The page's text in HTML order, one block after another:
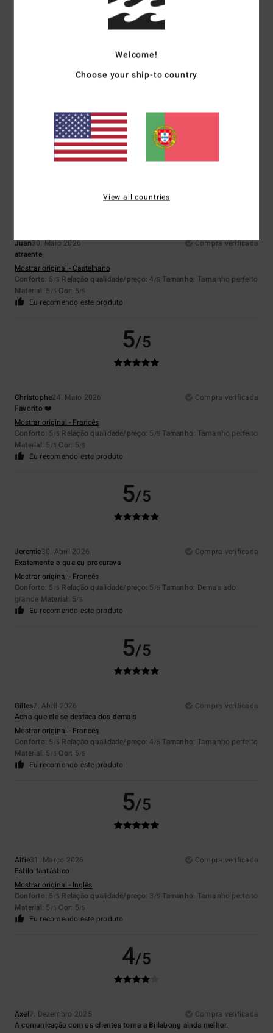
4
Mostrar original - Inglês
/5 Relação qualidade/preço : 3/5 Tamanho
/5 Cor: 4/5
5
Juan30. Maio 2026
Compra verificada
atraente
Mostrar original - Castelhano
Conforto: 5 /5 Relação qualidade/preço: 4 /5 Tamanho: Tamanho perfeito
Material: 5 /5 Cor: 5/5
Eu recomendo este produto
5/5
Christophe24. Maio 2026
Compra verificada
Favorito ❤️
Mostrar original - Francês
Conforto: 5 /5 Relação qualidade/preço: 5 /5 Tamanho: Tamanho perfeito
Material: 5 /5 Cor: 5/5
Eu recomendo este produto
5/5
Jeremie30. Abril 2026
Compra verificada
Exatamente o que eu procurava
Mostrar original - Francês
Conforto: 5 /5 Relação qualidade/preço: 5 /5 Tamanho: Demasiado
grande Material: 5/5
Eu recomendo este produto
5/5
Gilles7. Abril 2026
Compra verificada
Acho que ele se destaca dos demais
Mostrar original - Francês
Conforto: 5 /5 Relação qualidade/preço: 4 /5 Tamanho: Tamanho perfeito
Material: 5 /5 Cor: 5/5
Eu recomendo este produto
5/5
Alfie31. Março 2026
Compra verificada
Estilo fantástico
Mostrar original - Inglês
Conforto: 5 /5 Relação qualidade/preço: 3 /5 Tamanho: Tamanho perfeito
Material: 5 /5 Cor: 5/5
Eu recomendo este produto
4/5
Axel7. Dezembro 2025
Compra verificada
A comunicação com os clientes torna a Billabong ainda melhor.
Welcome!
Choose your ship-to country
View all countries